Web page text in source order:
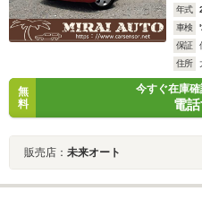
年式
車検
保証
住所
無
料
今すぐ在庫
電
販売店： 未来オート